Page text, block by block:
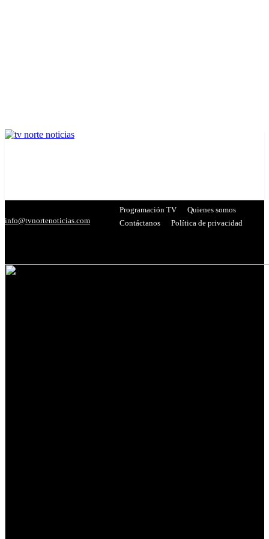
info@tvnortenoticias.com
Programación TV
Quienes somos
Contáctanos
Política de privacidad